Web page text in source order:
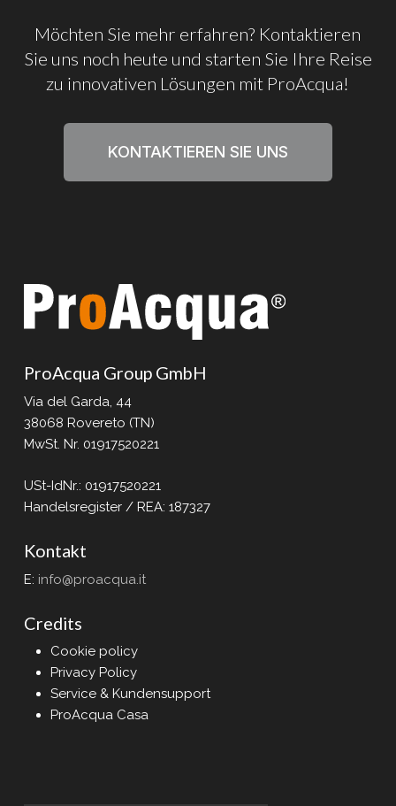
Möchten Sie mehr erfahren? Kontaktieren
Sie uns noch heute und starten Sie Ihre Reise
zu innovativen Lösungen mit ProAcqua!
KONTAKTIEREN SIE UNS
ProAcqua Group GmbH
Via del Garda, 44
38068 Rovereto (TN)
MwSt. Nr. 01917520221
USt-IdNr.: 01917520221
Handelsregister / REA: 187327
Kontakt
E: info@proacqua.it
Credits
Cookie policy
Privacy Policy
Service & Kundensupport
ProAcqua Casa